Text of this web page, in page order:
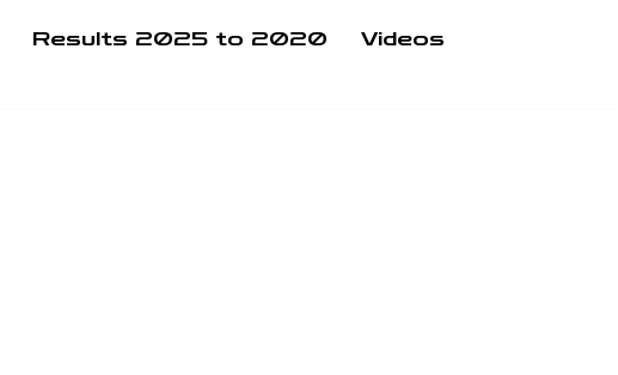
Results 2025 to 2020
Videos